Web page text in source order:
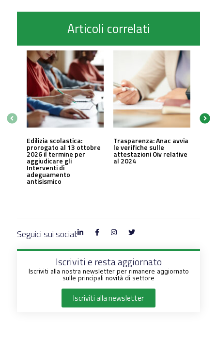
Articoli correlati
Edilizia scolastica:
prorogato al 13 ottobre
2026 il termine per
aggiudicare gli
Interventi di
adeguamento
antisismico
Trasparenza: Anac avvia
le verifiche sulle
attestazioni Oiv relative
al 2024
Seguici sui social:
Iscriviti e resta aggiornato
Iscriviti alla nostra newsletter per rimanere aggiornato
sulle principali novità di settore
Iscriviti alla newsletter